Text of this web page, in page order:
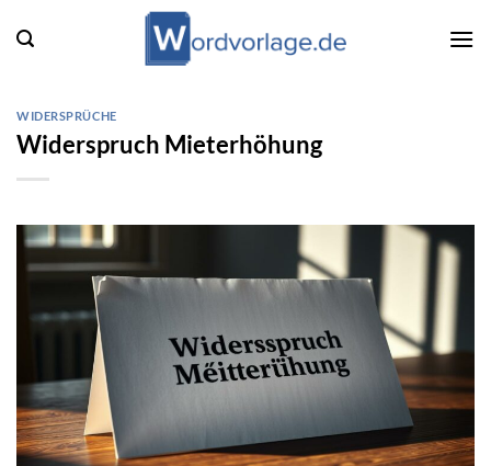
Inhalt
WIDERSPRÜCHE
Widerspruch Mieterhöhung